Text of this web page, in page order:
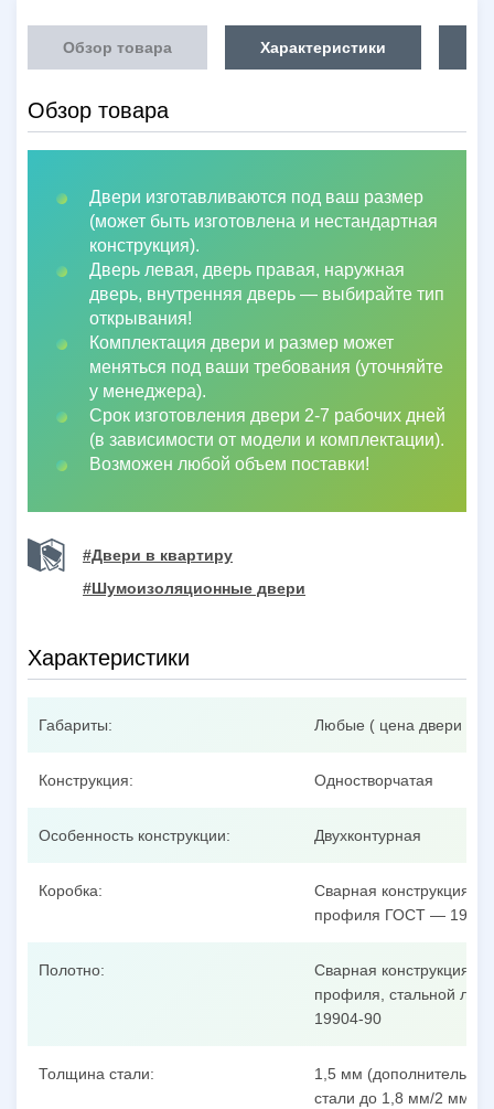
Обзор товара Характеристики
Обзор товара
Двери изготавливаются под ваш размер
(может быть изготовлена и нестандартная
конструкция).
Дверь левая, дверь правая, наружная
дверь, внутренняя дверь — выбирайте тип
открывания!
Комплектация двери и размер может
меняться под ваши требования (уточняйте
у менеджера).
Срок изготовления двери 2-7 рабочих дней
(в зависимости от модели и комплектации).
Возможен любой объем поставки!
#Двери в квартиру
#Шумоизоляционные двери
Характеристики
Габариты: Любые ( цена двери
Конструкция: Одностворчатая
Особенность конструкции: Двухконтурная
Коробка:
Сварная конструкция из
профиля ГОСТ —
Полотно:
Сварная конструкция из
профиля, стальной
19904-90
Толщина стали:
1,5 мм
стали до 1,8 мм/2 мм/3